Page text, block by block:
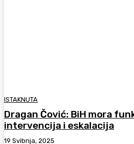
ISTAKNUTA
Dragan Čović: BiH mora
intervencija i eskalacija
19 Svibnja, 2025